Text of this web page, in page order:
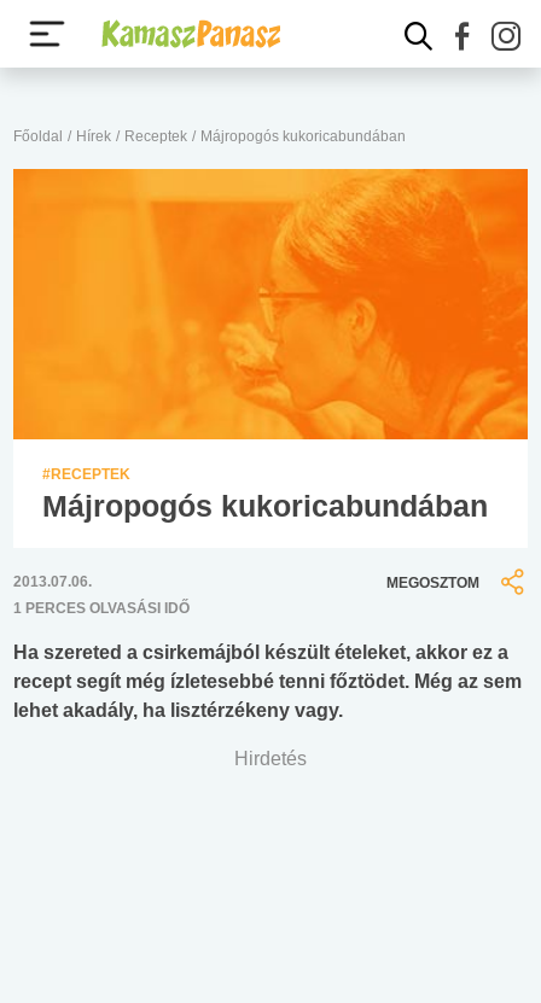
Főoldal / Hírek / Receptek / Májropogós kukoricabundában
#RECEPTEK
Májropogós kukoricabundában
2013.07.06.
1 PERCES OLVASÁSI IDŐ
MEGOSZTOM
Ha szereted a csirkemájból készült ételeket, akkor ez a
recept segít még ízletesebbé tenni főztödet. Még az sem
lehet akadály, ha lisztérzékeny vagy.
Hirdetés